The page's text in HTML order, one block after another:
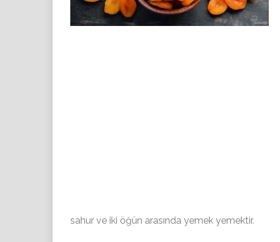
sahur ve iki öğün arasında yemek yemektir.